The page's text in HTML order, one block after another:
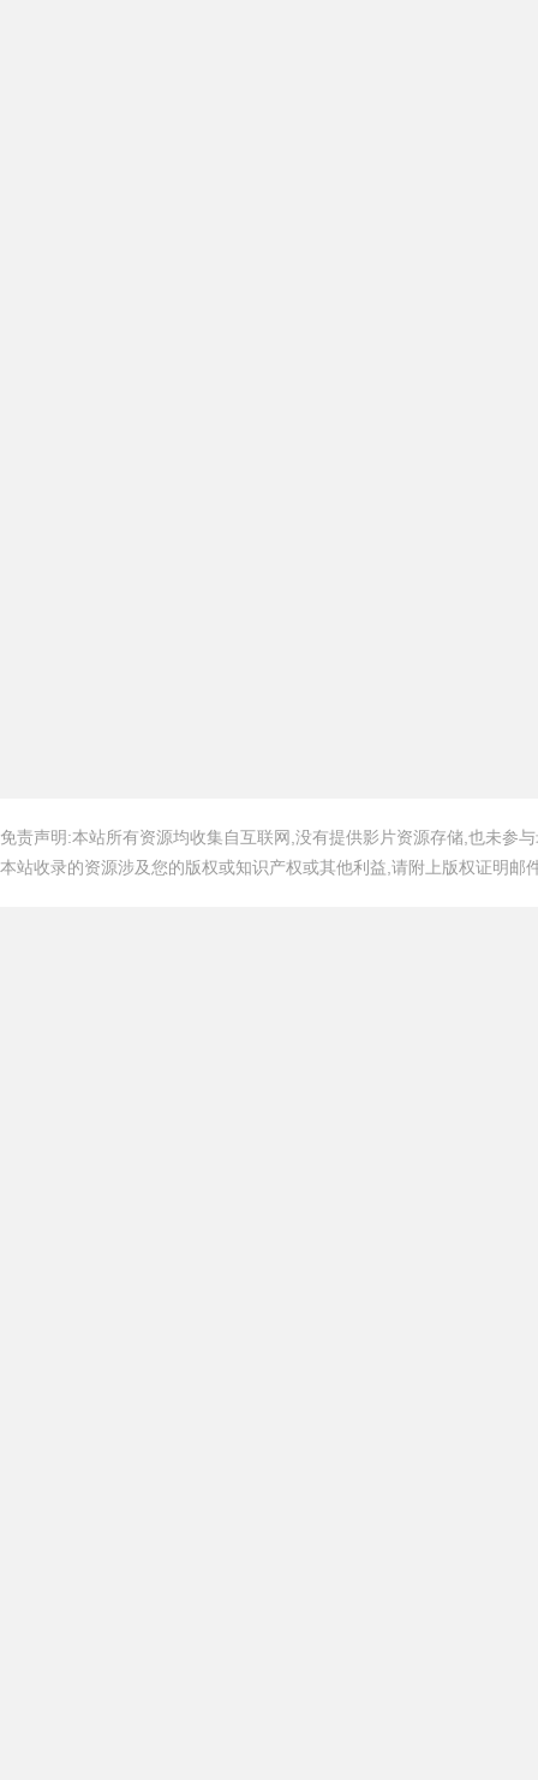
免责声明:本站所有资源均收集自互联网,没有提供影片资源存储,也未参
本站收录的资源涉及您的版权或知识产权或其他利益,请附上版权证明